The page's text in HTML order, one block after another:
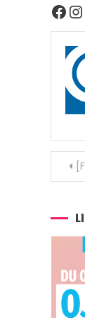
de